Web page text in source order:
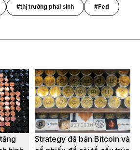
#thị trường phái sinh #Fed
Strategy đã bán Bitcoin và